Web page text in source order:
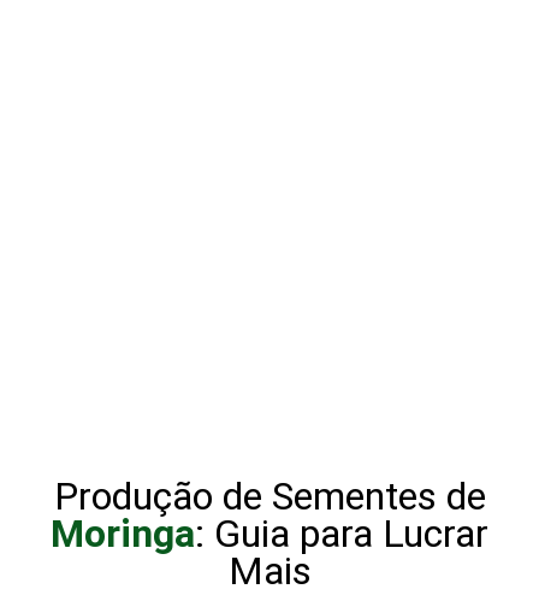
Produção de Sementes de
Moringa: Guia para Lucrar
Mais